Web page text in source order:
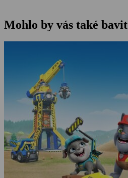
Mohlo by vás také bavit